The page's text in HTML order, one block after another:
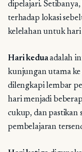
dipelajari.
terhadap lokasi
kelelahan untuk
Hari keduaadalah
kunjungan utama ke
dilengkapi lembar
hari menjadi
cukup, dan pastikan
pembelajaran